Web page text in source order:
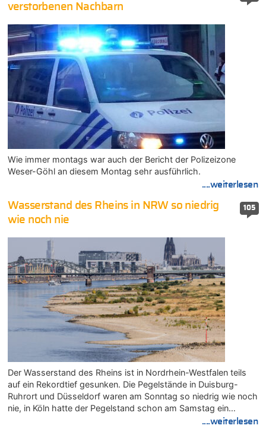
verstorbenen Nachbarn
Wie immer montags war auch der Bericht der Polizeizone
Weser-Göhl an diesem Montag sehr ausführlich.
....weiterlesen
105
Wasserstand des Rheins in NRW so niedrig
wie noch nie
Der Wasserstand des Rheins ist in Nordrhein-Westfalen teils
auf ein Rekordtief gesunken. Die Pegelstände in Duisburg-
Ruhrort und Düsseldorf waren am Sonntag so niedrig wie noch
nie, in Köln hatte der Pegelstand schon am Samstag ein…
....weiterlesen